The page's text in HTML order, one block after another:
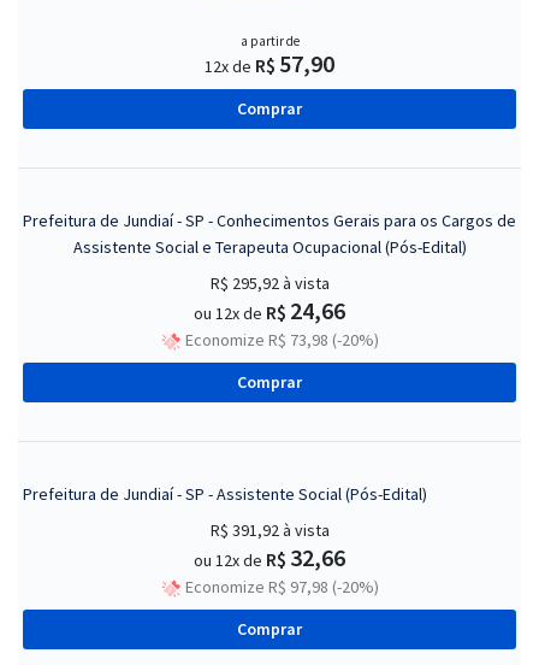
a partir de
12x de R$ 57,90
Comprar
Prefeitura de Jundiaí - SP - Conhecimentos Gerais para os Cargos de
Assistente Social e Terapeuta Ocupacional (Pós-Edital)
R$ 295,92à vista
ou 12x de R$ 24,66
Economize R$ 73,98 (-20%)
Comprar
Prefeitura de Jundiaí - SP - Assistente Social (Pós-Edital)
R$ 391,92à vista
ou 12x de R$ 32,66
Economize R$ 97,98 (-20%)
Comprar